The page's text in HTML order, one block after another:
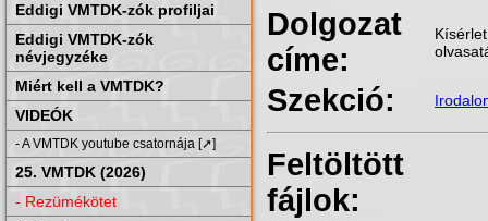
Eddigi VMTDK-zók profiljai
Eddigi VMTDK-zók
névjegyzéke
Miért kell a VMTDK?
VIDEÓK
- A VMTDK youtube csatornája [➚]
25. VMTDK (2026)
- Rezümékötet
Dolgozat
címe:
Szekció:
Feltöltött
fájlok: